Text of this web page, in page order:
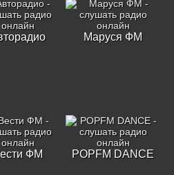
Маруся ФМ
ФМ POPFM DANCE